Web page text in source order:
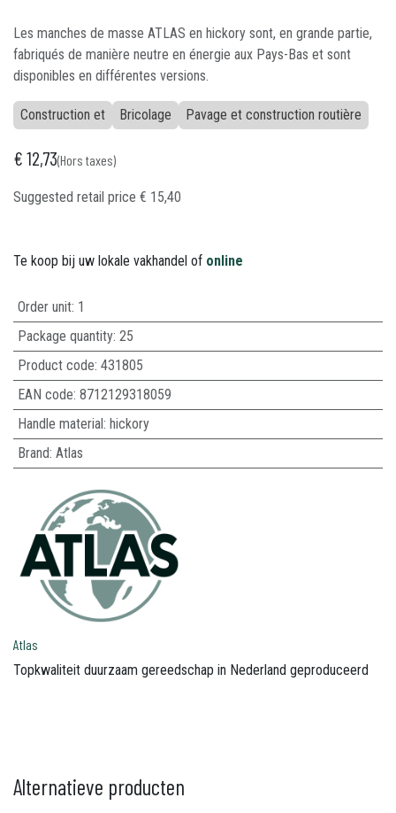
Les manches de masse ATLAS en hickory sont, en grande partie,
fabriqués de manière neutre en énergie aux Pays-Bas et sont
disponibles en différentes versions.
Construction et Bricolage Pavage et construction routière
€12,73(Hors taxes)
Suggested retail price € 15,40
Te koop bij uw lokale vakhandel of online
Order unit: 1
Package quantity: 25
Product code: 431805
EAN code: 8712129318059
Handle material: hickory
Brand: Atlas
Atlas
Topkwaliteit duurzaam gereedschap in Nederland geproduceerd
Alternatieve producten